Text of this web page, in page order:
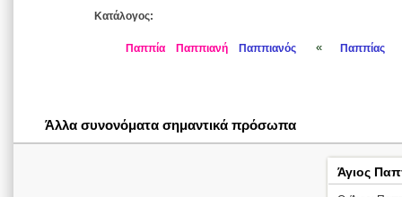
Κατάλογος:
Παππία Παππιανή Παππιανός « Παππίας
Άλλα συνονόματα σημαντικά πρόσωπα
Άγιος